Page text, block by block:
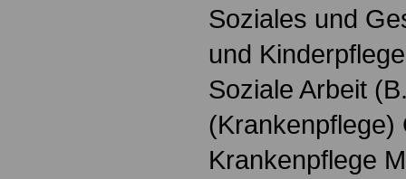
Soziales und
und
Soziale Arbeit
(Krankenpflege)
Krankenpflege